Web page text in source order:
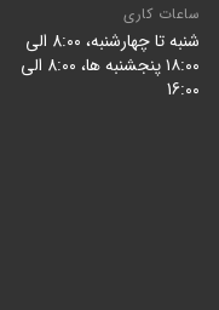
ساعات کاری
شنبه تا چهارشنبه، 8:۰۰ الی
۱۸:۰۰ پنجشنبه ها، 8:۰۰ الی
16:۰۰